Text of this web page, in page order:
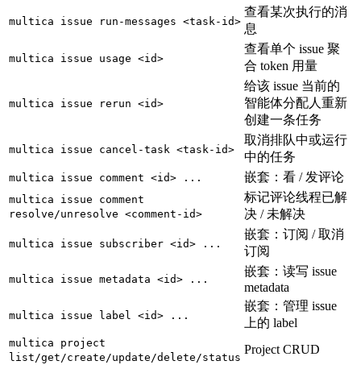
multica issue run-messages <task-id>
查看某次执行的消
息
multica issue usage <id>
查看单个 issue 聚
合 token 用量
multica issue rerun <id>
给该 issue 当前的
智能体分配人重新
创建一条任务
multica issue cancel-task <task-id>
取消排队中或运行
中的任务
multica issue comment <id> ... 嵌套：看 / 发评论
multica issue comment
resolve/unresolve <comment-id>
标记评论线程已解
决 / 未解决
multica issue subscriber <id> ...
嵌套：订阅 / 取消
订阅
multica issue metadata <id> ...
嵌套：读写 issue
metadata
multica issue label <id> ...
嵌套：管理 issue
上的 label
multica project
list/get/create/update/delete/status
Project CRUD